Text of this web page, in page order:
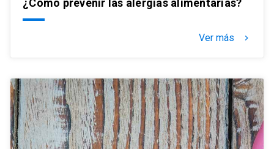
¿Cómo prevenir las alergias alimentarias?
Ver más keyboard_arrow_right